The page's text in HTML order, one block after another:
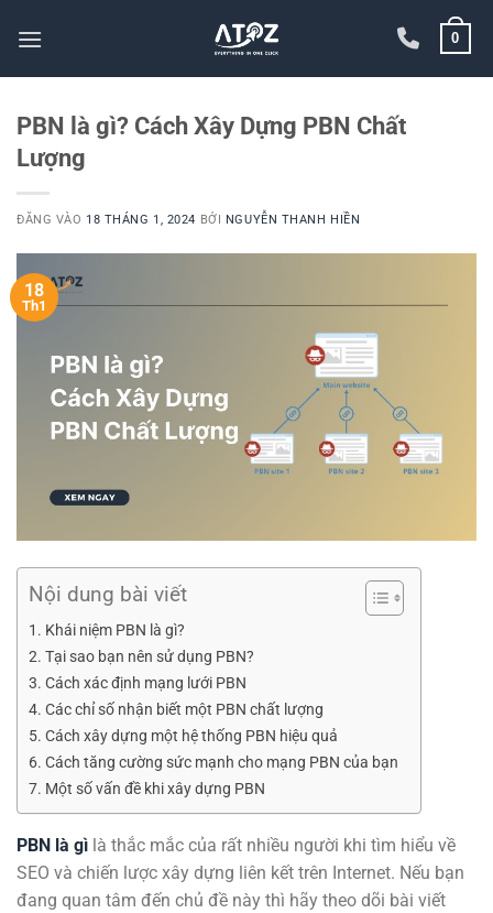
qua
0
PBN là gì? Cách Xây Dựng PBN Chất
Lượng
ĐĂNG VÀO 18 THÁNG 1, 2024 BỞI NGUYỄN THANH HIỀN
18
Th1
Nội dung bài viết
Khái niệm PBN là gì?
Tại sao bạn nên sử dụng PBN?
Cách xác định mạng lưới PBN
Các chỉ số nhận biết một PBN chất lượng
Cách xây dựng một hệ thống PBN hiệu quả
Cách tăng cường sức mạnh cho mạng PBN của bạn
Một số vấn đề khi xây dựng PBN
PBN là gì là thắc mắc của rất nhiều người khi tìm hiểu về
SEO và chiến lược xây dựng liên kết trên Internet. Nếu bạn
đang quan tâm đến chủ đề này thì hãy theo dõi bài viết